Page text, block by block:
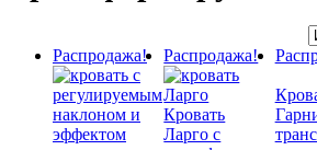
Распродажа! Распродажа!
Кровать
Ларго с